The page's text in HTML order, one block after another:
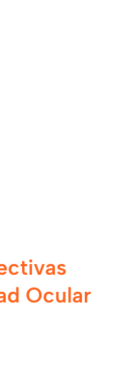
Ocular